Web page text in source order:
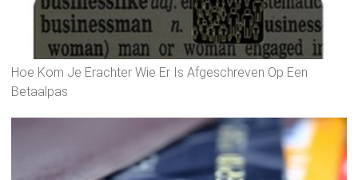
Hoe Kom Je Erachter Wie Er Is Afgeschreven Op Een
Betaalpas